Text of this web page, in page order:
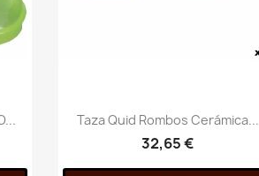
Taza Quid Rombos Cerámica...
32,65 €